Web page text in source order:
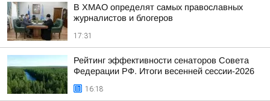
В ХМАО определят самых православных
журналистов и блогеров
17:31
Рейтинг эффективности сенаторов Совета
Федерации РФ. Итоги весенней сессии-2026
16:18